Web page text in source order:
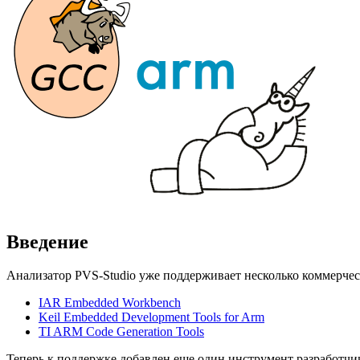
Введение
Анализатор PVS-Studio уже поддерживает несколько
IAR Embedded Workbench
Keil Embedded Development Tools for Arm
TI ARM Code Generation Tools